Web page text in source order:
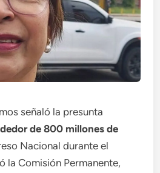
señaló la presunta
de 800 millones de
Nacional durante el
la Comisión Permanente,